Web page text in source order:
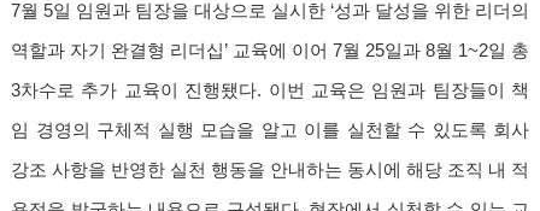
7월 5일 임원과 팀장을 대상으로 실시한 ‘성과 달성을 위한 리더의
역할과 자기 완결형 리더십’ 교육에 이어 7월 25일과 8월 1~2일 총
3차수로 추가 교육이 진행됐다. 이번 교육은 임원과 팀장들이 책
임 경영의 구체적 실행 모습을 알고 이를 실천할 수 있도록 회사
강조 사항을 반영한 실천 행동을 안내하는 동시에 해당 조직 내 적